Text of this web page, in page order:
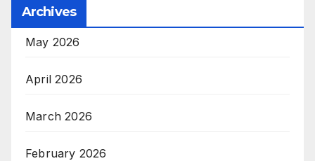
Archives
May 2026
April 2026
March 2026
February 2026